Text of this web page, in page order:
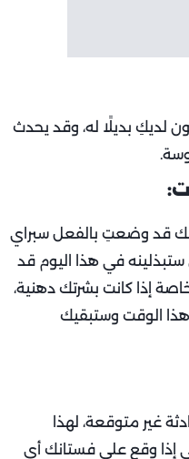
لديكِ بديلًا له، وقد يحدث
قد وضعتِ بالفعل سبراي
في هذا اليوم قد
إذا كانت بشرتك دهنية،
الوقت وستبقيك
غير متوقعة، لهذا
إذا وقع على فستانك أي